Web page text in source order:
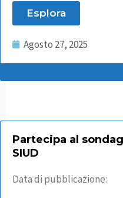
Esplora
Agosto 27, 2025
Partecipa al
SIUD
Data di pubblicazione: